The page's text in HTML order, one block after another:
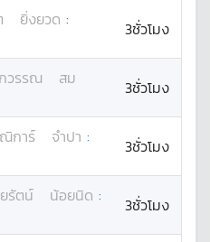
ยิ่งยวด :
3ชั่วโมง
วรรณ
สม
3ชั่วโมง
การ์ จำปา :
3ชั่วโมง
รัตน์ น้อยนิด :
3ชั่วโมง